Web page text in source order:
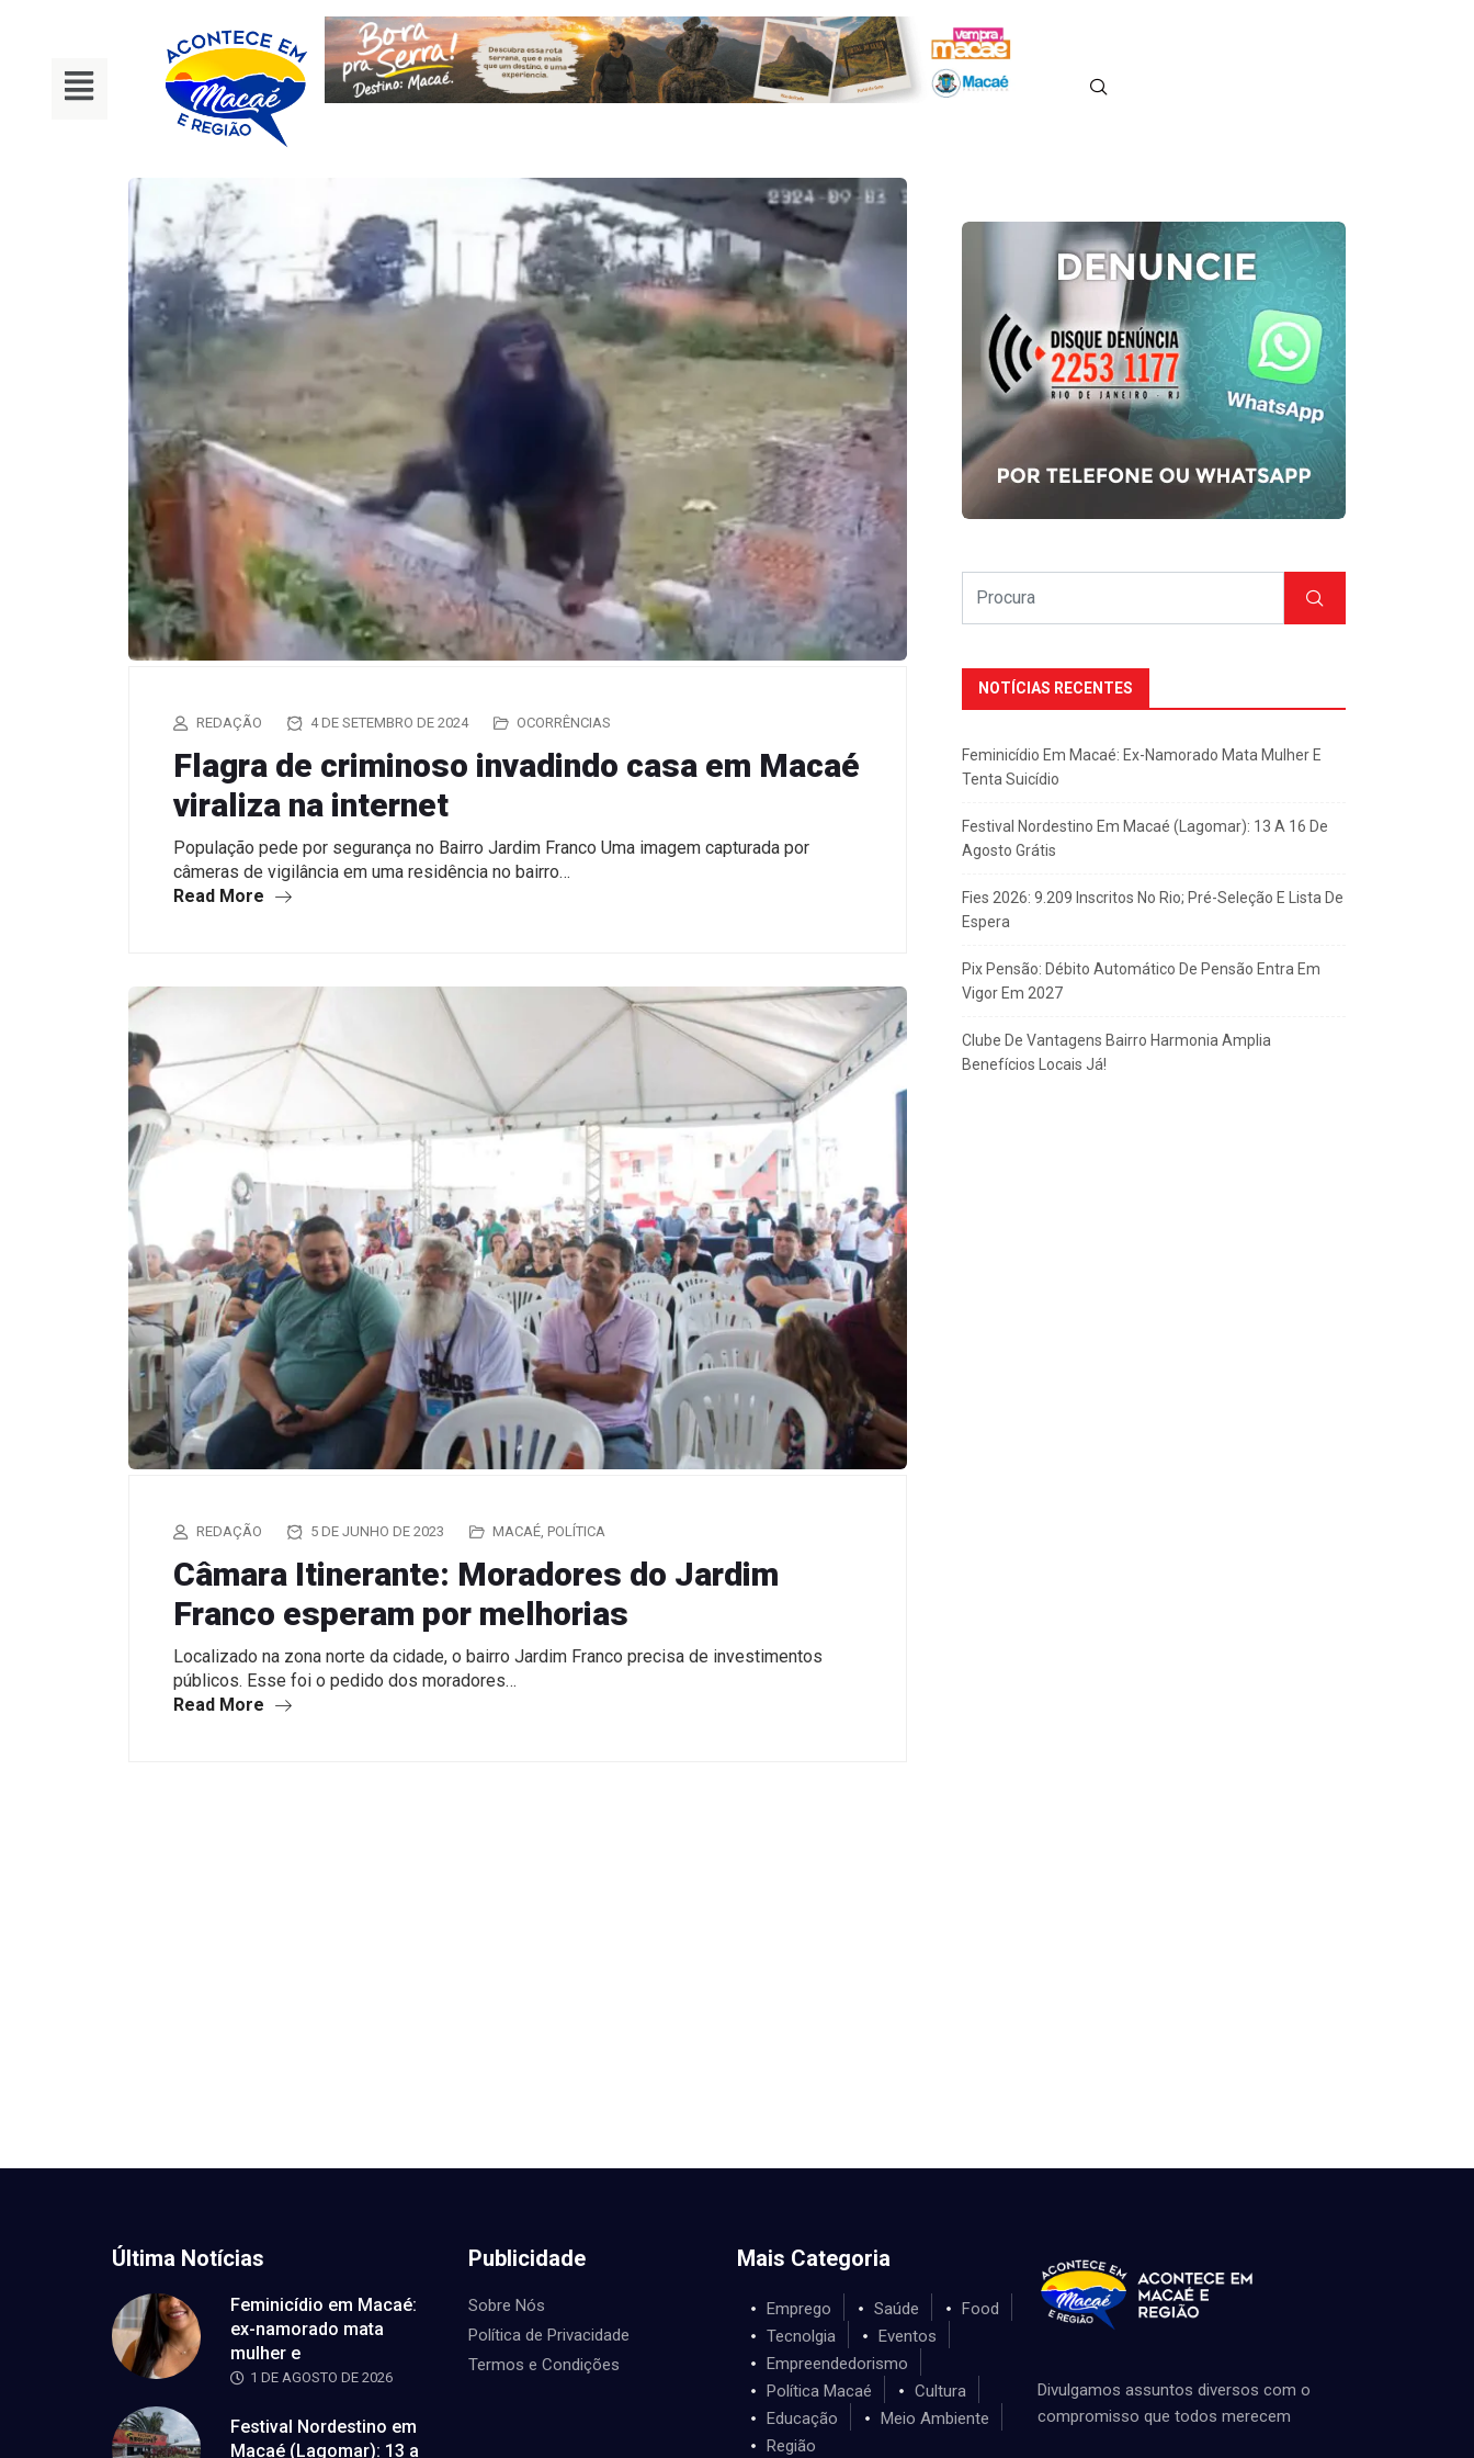
REDAÇÃO 4 DE SETEMBRO DE 2024 OCORRÊNCIAS
Flagra de criminoso invadindo casa em Macaé
viraliza na internet
População pede por segurança no Bairro Jardim Franco Uma imagem capturada por
câmeras de vigilância em uma residência no bairro…
Read More
REDAÇÃO 5 DE JUNHO DE 2023 MACAÉ POLÍTICA
Câmara Itinerante: Moradores do Jardim
Franco esperam por melhorias
Localizado na zona norte da cidade, o bairro Jardim Franco precisa de investimentos
públicos. Esse foi o pedido dos moradores…
Read More
NOTÍCIAS RECENTES
Feminicídio Em Macaé: Ex-Namorado Mata Mulher E
Tenta Suicídio
Festival Nordestino Em Macaé (Lagomar): 13 A 16 De
Agosto Grátis
Fies 2026: 9.209 Inscritos No Rio; Pré-Seleção E Lista De
Espera
Pix Pensão: Débito Automático De Pensão Entra Em
Vigor Em 2027
Clube De Vantagens Bairro Harmonia Amplia
Benefícios Locais Já!
Última Notícias
Feminicídio em Macaé:
ex-namorado mata
mulher e
1 DE AGOSTO DE 2026
Festival Nordestino em
Macaé (Lagomar): 13 a
Publicidade
Sobre Nós
Política de Privacidade
Termos e Condições
Mais Categoria
Emprego Saúde
Food
Tecnolgia
Eventos
Empreendedorismo
Política Macaé
Cultura
Educação
Meio Ambiente
Região
Divulgamos assuntos diversos com o
compromisso que todos merecem